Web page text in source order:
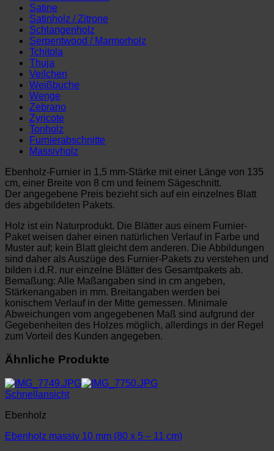
Satine
Satinholz / Zitrone
Schlangenholz
Serpentwood / Marmorholz
Tchitola
Thuja
Veilchen
Weißbuche
Wenge
Zebrano
Zyricote
Tonholz
Furnierabschnitte
Massivholz
Ebenholz-Furnier in 1,5 mm-Stärke mit einer Länge von 135
cm, einer Breite von 8 cm und feinem Sägeschnitt.
Der angegebene Preis bezieht sich auf ein einzelnes Blatt
des abgebildeten Pakets.
Holz ist ein Naturprodukt. Die Blätter aus einem Furnier-
Paket weisen daher einen natürlichen Verlauf in Farbe und
Muster auf; kein Blatt gleicht dem anderen. Die Abbildungen
sind daher als Auszüge des Furnier-Pakets zu verstehen und
bilden i.d.R. nur einzelne Blätter des Gesamtpakets ab.
Bemaßung: Alle Maßangaben sind in cm angeben,
Stärkenangaben in mm. Breitangaben werden bei
konischem Verlauf in der Mitte gemessen. Minimale
Abweichungen vom angegebenen Maß sind aufgrund der
Gegebenheiten des Holzes möglich, allerdings in der Regel
zum Vorteil des Kunden angegeben.
Ähnliche Produkte
Schnellansicht
Ebenholz
Ebenholz massiv 10 mm (80 x 5 – 11 cm)